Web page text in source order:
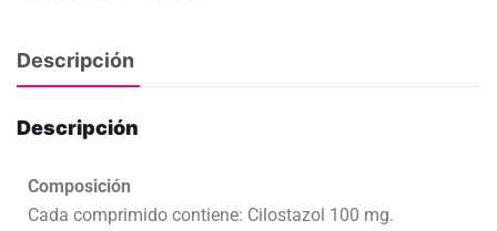
Descripción
Descripción
Composición
Cada comprimido contiene: Cilostazol 100 mg.